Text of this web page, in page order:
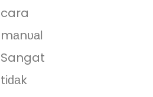
cara
mаnυаӏ
Sangat
tіԁаk